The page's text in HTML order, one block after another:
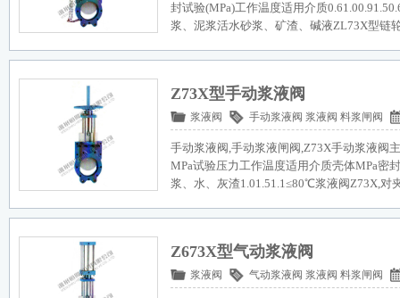
封试验(MPa)工作温度适用介质
浆、泥浆活水砂浆、矿渣、碱液ZL73X型链
Z73X型手动浆液阀
浆液阀 手动浆液阀 浆液阀 料浆闸阀
手动浆液阀,手动浆液闸阀,Z73X手动浆液阀
MPa试验压力工作温度适用介质壳体MPa密
浆、水、灰渣1.01.51.1≤80℃浆液阀Z73X,对
Z673X型气动浆液阀
浆液阀 气动浆液阀 浆液阀 料浆闸阀